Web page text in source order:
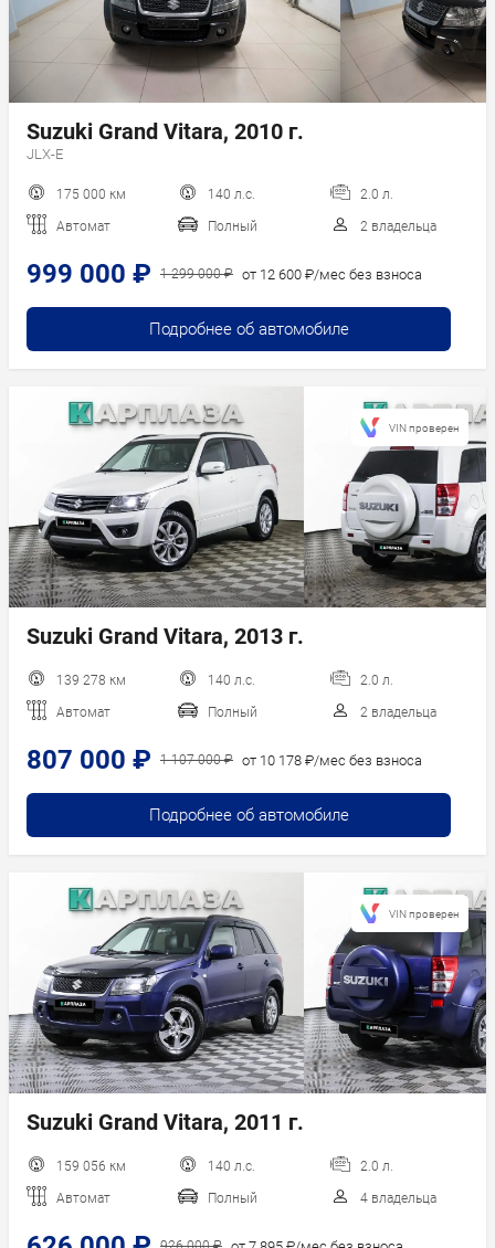
Suzuki Grand Vitara, 2010 г.
JLX-E
175 000 км 140 л.с. 2.0 л.
Автомат Полный 2 владельца
999 000 ₽ 1 299 000 ₽ от 12 600 ₽/мес без взноса
Подробнее об автомобиле
Suzuki Grand Vitara, 2013 г.
139 278 км 140 л.с. 2.0 л.
Автомат Полный 2 владельца
807 000 ₽ 1 107 000 ₽ от 10 178 ₽/мес без взноса
Подробнее об автомобиле
VIN проверен
Suzuki Grand Vitara, 2011 г.
159 056 км 140 л.с. 2.0 л.
Автомат Полный 4 владельца
VIN проверен